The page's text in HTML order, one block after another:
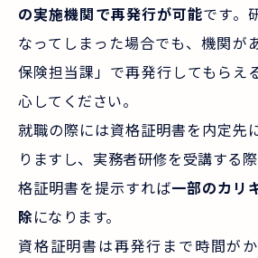
の実施機関で再発行が可能です。
なってしまった場合でも、機関が
保険担当課」で再発行してもらえ
心してください。
就職の際には資格証明書を内定先
りますし、実務者研修を受講する
格証明書を提示すれば一部のカリ
除になります。
資格証明書は再発行まで時間が